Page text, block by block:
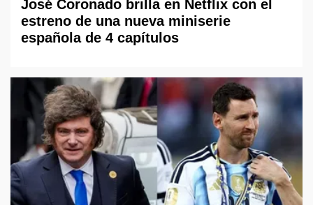
José Coronado brilla en Netflix con el
estreno de una nueva miniserie
española de 4 capítulos